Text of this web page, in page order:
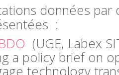
données par
:
(UGE, Labex
a policy brief on
technology